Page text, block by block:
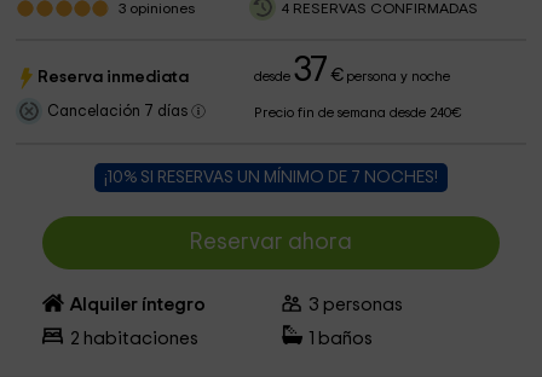
3 opiniones 4 RESERVAS CONFIRMADAS
Reserva inmediata desde37 €persona y noche
Cancelación 7 días Precio fin de semana desde 240€
¡10% SI RESERVAS UN MÍNIMO DE 7 NOCHES!
Reservar ahora
Alquiler íntegro 3 personas
2 habitaciones baños